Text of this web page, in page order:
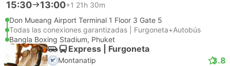
15:30 13:00+1 21h 30m
Don Mueang Airport Terminal 1 Floor 3 Gate 5
Todas las conexiones garantizadas | Furgoneta+Autobús
Bangla Boxing Stadium, Phuket
Express | Furgoneta
Montanatip 3.8